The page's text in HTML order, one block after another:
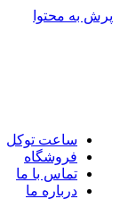
پرش به محتوا
ساعت توکل
فروشگاه
تماس با ما
درباره ما